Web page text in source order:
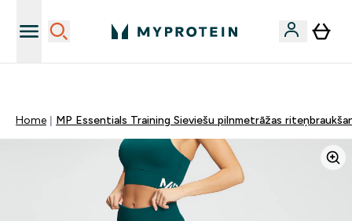
Home MP Essentials Training Sieviešu pilnmetrāžas